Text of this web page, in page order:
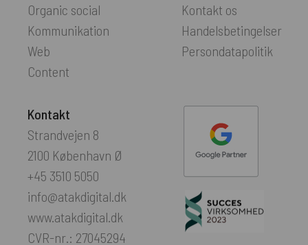
Kontakt
Strandvejen 8
2100 København Ø
+45 3510 5050
info@atakdigital.dk
www.atakdigital.dk
CVR-nr.: 27045294
Organic social
Kommunikation
Web
Content
Kontakt os
Handelsbetingelser
Persondatapolitik